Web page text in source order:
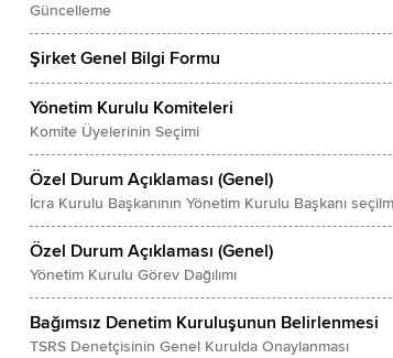
Güncelleme
Şirket Genel Bilgi Formu
Yönetim Kurulu Komiteleri
Komite Üyelerinin Seçimi
Özel Durum Açıklaması (Genel)
İcra Kurulu Başkanının Yönetim Kurulu Başkanı
Özel Durum Açıklaması (Genel)
Yönetim Kurulu Görev Dağılımı
Bağımsız Denetim Kuruluşunun Belirlenmesi
TSRS Denetçisinin Genel Kurulda Onaylanması